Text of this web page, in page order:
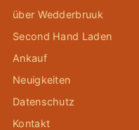
über Wedderbruuk
Second Hand Laden
Ankauf
Neuigkeiten
Datenschutz
Kontakt